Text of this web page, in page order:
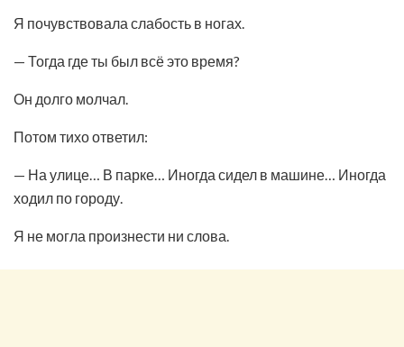
Я почувствовала слабость в ногах.
— Тогда где ты был всё это время?
Он долго молчал.
Потом тихо ответил:
— На улице… В парке… Иногда сидел в машине… Иногда
ходил по городу.
Я не могла произнести ни слова.